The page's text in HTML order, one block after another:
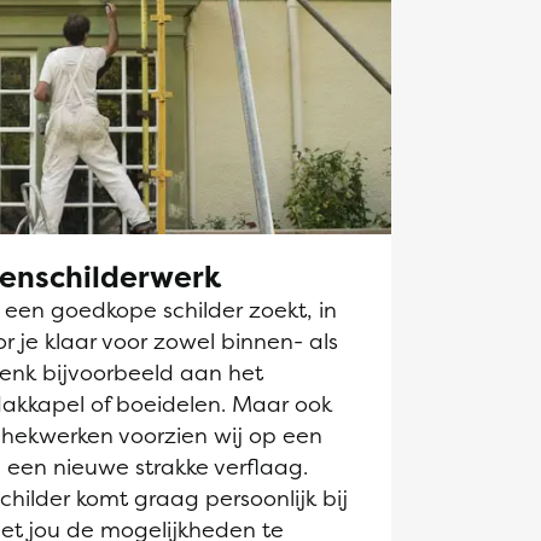
een goedkope schilder zoekt, in
je klaar voor zowel binnen- als
bijvoorbeeld aan het
of boeidelen. Maar ook
voorzien wij op een
nieuwe strakke verflaag.
komt graag persoonlijk bij
jou de mogelijkheden te